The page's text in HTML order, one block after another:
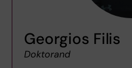
Georgios Filis
Doktorand